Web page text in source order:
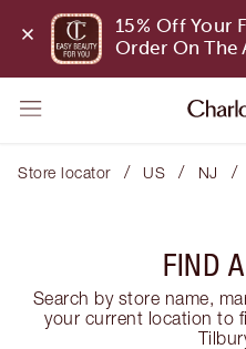
15% Off Your
Order On The
Store locator / US / NJ /
FIND
Search by store name,
your current location to